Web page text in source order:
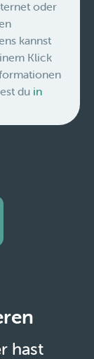
oder
kannst
Klick
du in
hast